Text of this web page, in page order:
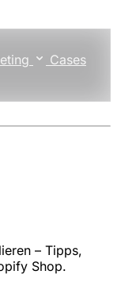
Cases
– Tipps,
Shop.